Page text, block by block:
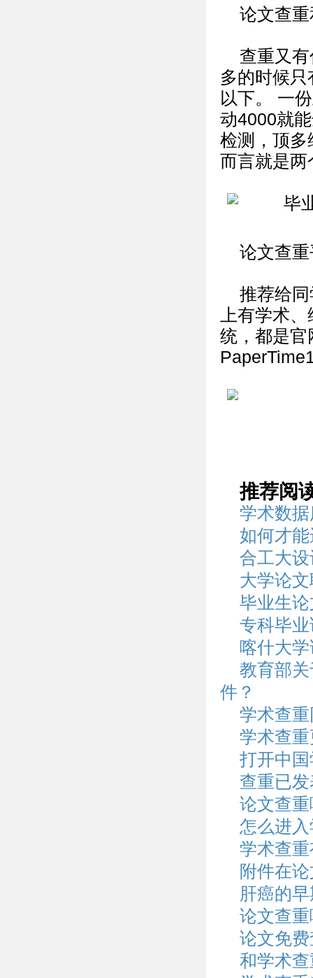
论文查
查重又
多的时候
以下。 一
动4000就
检测，顶多
而言就是两
论文查
推荐给
上有学术
统，都是官
推荐阅
学术数
如何才
合工大
大学论
毕业生
专科毕
喀什大
教育部
件？
学术查
学术查
打开中
查重已
论文查
怎么进
学术查
附件在
肝癌的
论文查
论文免
和学术